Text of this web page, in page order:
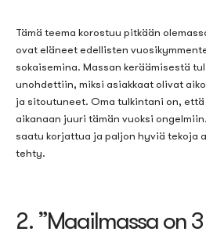
Tämä teema korostuu pitkään
ovat eläneet edellisten
sokaisemina. Massan keräämisestä
unohdettiin, miksi asiakkaat olivat
ja sitoutuneet. Oma tulkintani on,
aikanaan juuri tämän vuoksi
saatu korjattua ja paljon hyviä tekoja
tehty.
2. ”Maailmassa on